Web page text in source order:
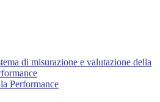
di misurazione e valutazione della
Performance